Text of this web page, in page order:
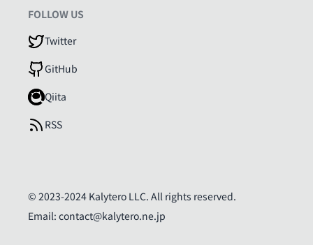
FOLLOW US
Twitter
GitHub
Qiita
RSS
© 2023-2024 Kalytero LLC. All rights reserved.
Email:contact@kalytero.ne.jp